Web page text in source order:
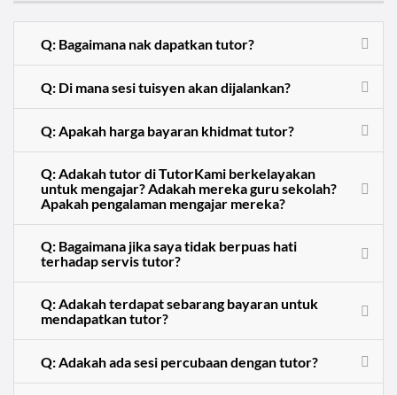
Q: Bagaimana nak dapatkan tutor?
Q: Di mana sesi tuisyen akan dijalankan?
Q: Apakah harga bayaran khidmat tutor?
Q: Adakah tutor di TutorKami berkelayakan
untuk mengajar? Adakah mereka guru sekolah?
Apakah pengalaman mengajar mereka?
Q: Bagaimana jika saya tidak berpuas hati
terhadap servis tutor?
Q: Adakah terdapat sebarang bayaran untuk
mendapatkan tutor?
Q: Adakah ada sesi percubaan dengan tutor?